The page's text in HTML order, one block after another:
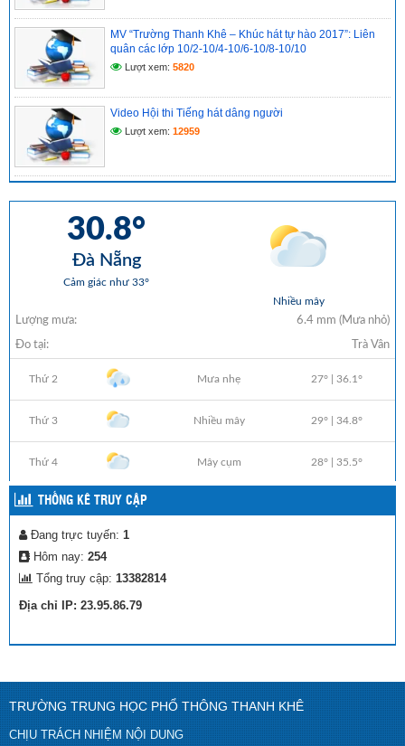
MV “Trường Thanh Khê – Khúc hát tự hào 2017”: Liên
quân các lớp 10/2-10/4-10/6-10/8-10/10
Lượt xem: 5820
Video Hội thi Tiếng hát dâng người
Lượt xem: 12959
THỐNG KÊ TRUY CẬP
Đang trực tuyến: 1
Hôm nay: 254
Tổng truy cập: 13382814
Địa chỉ IP: 23.95.86.79
TRƯỜNG TRUNG HỌC PHỔ THÔNG THANH KHÊ
CHỊU TRÁCH NHIỆM NỘI DUNG